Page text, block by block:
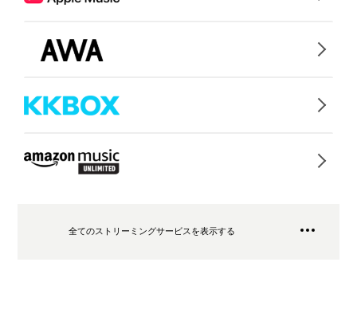
全てのストリーミングサービスを表示する